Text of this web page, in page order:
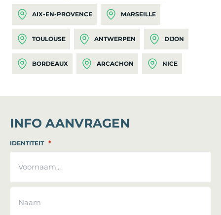
AIX-EN-PROVENCE MARSEILLE
TOULOUSE ANTWERPEN DIJON
BORDEAUX ARCACHON NICE
INFO AANVRAGEN
IDENTITEIT *
Voornaam